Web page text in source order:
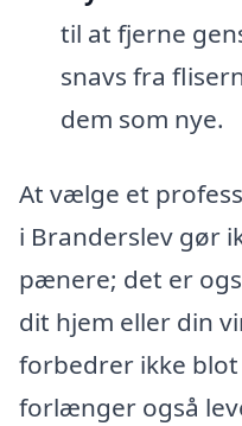
til at fjerne
snavs fra
dem som nye.
At vælge et
i Branderslev gør
pænere; det er
dit hjem eller din
forbedrer ikke
forlænger også